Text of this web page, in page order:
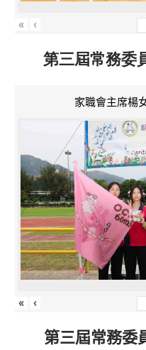
« ‹
第三屆常務
家職會主席楊
« ‹
第三屆常務